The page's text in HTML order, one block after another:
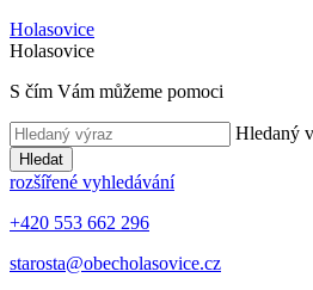
Holasovice
Holasovice
S čím Vám můžeme pomoci
Hledaný
Hledat
rozšířené vyhledávání
+420 553 662 296
starosta@obecholasovice.cz